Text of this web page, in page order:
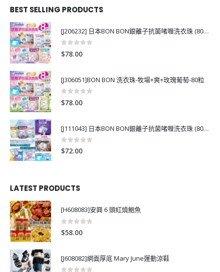
BEST SELLING PRODUCTS
[J206232] 日本BON BON銀離子抗菌啫喱洗衣珠 (80粒)
0
$78.00
[J306051]BON BON 洗衣珠-牧場+爽+玫瑰葡萄-80粒
0
$78.00
[J111043] 日本BON BON銀離子抗菌啫喱洗衣珠 (80粒)
0out of 5
$72.00
LATEST PRODUCTS
[H608083]安興 6 頭紅燒鮑魚
0
$58.00
[J608082]網面厚底 Mary June運動涼鞋